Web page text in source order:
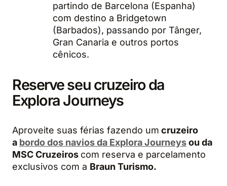
partindo de Barcelona (Espanha)
com destino a Bridgetown
(Barbados), passando por Tânger,
Gran Canaria e outros portos
cênicos.
Reserve seu cruzeiro da
Explora Journeys
Aproveite suas férias fazendo um cruzeiro
a bordo dos navios da Explora Journeysou da
MSC Cruzeiros com reserva e parcelamento
exclusivos com a Braun Turismo.